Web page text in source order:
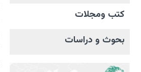
كتب ومجلات
بحوث و دراسات